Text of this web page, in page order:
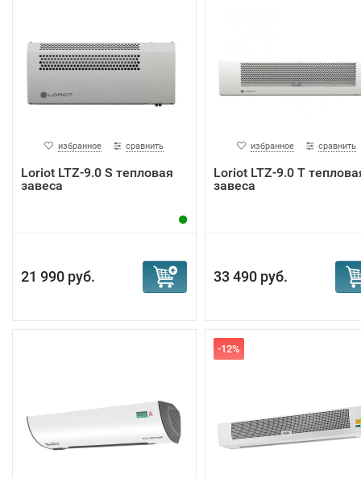
избранное сравнить
Loriot LTZ-9.0 S тепловая
завеса
21 990 руб.
избранное сравнить
Loriot LTZ-9.0 T
завеса
33 490 руб.
-12%